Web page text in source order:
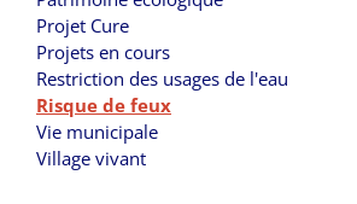
Projet Cure
Projets en cours
Restriction des usages de l'eau
Risque de feux
Vie municipale
Village vivant